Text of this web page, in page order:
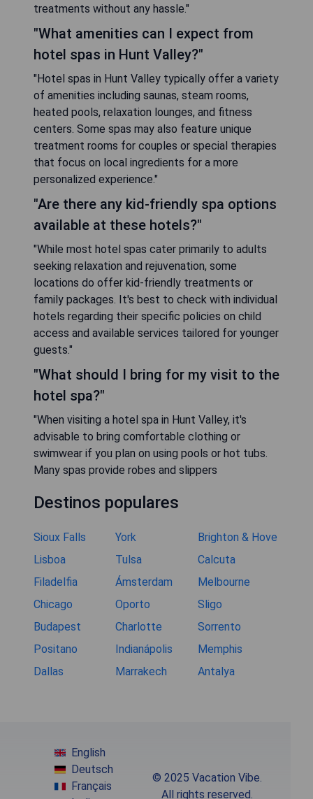
treatments without any hassle."
"What amenities can I expect from
hotel spas in Hunt Valley?"
"Hotel spas in Hunt Valley typically offer a variety
of amenities including saunas, steam rooms,
heated pools, relaxation lounges, and fitness
centers. Some spas may also feature unique
treatment rooms for couples or special therapies
that focus on local ingredients for a more
personalized experience."
"Are there any kid-friendly spa options
available at these hotels?"
"While most hotel spas cater primarily to adults
seeking relaxation and rejuvenation, some
locations do offer kid-friendly treatments or
family packages. It's best to check with individual
hotels regarding their specific policies on child
access and available services tailored for younger
guests."
"What should I bring for my visit to the
hotel spa?"
"When visiting a hotel spa in Hunt Valley, it's
advisable to bring comfortable clothing or
swimwear if you plan on using pools or hot tubs.
Many spas provide robes and slippers
Destinos populares
Sioux Falls York
Brighton & Hove
Lisboa
Tulsa
Calcuta
Filadelfia
Ámsterdam
Melbourne
Chicago
Oporto
Sligo
Budapest
Charlotte
Sorrento
Positano
Indianápolis
Memphis
Dallas
Marrakech Antalya
English
Deutsch
Français
© 2025 Vacation Vibe.
All rights reserved.